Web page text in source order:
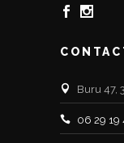
Buru 47,
06 29 19